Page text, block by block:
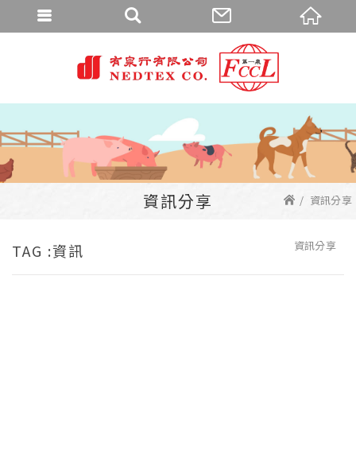
資訊分享 資訊分享
TAG :資訊 資訊分享